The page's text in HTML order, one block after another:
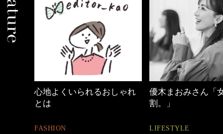
心地よくいられるおしゃれ
とは
FASHION
優木まおみさん「
割。」
LIFESTYLE